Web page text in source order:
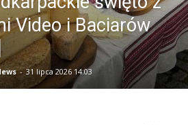
Video i Baciarów
- 31 lipca 2026 14:03